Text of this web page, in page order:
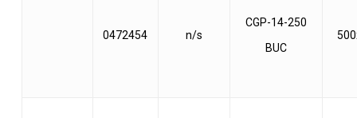
0472454 n/s
CGP-14-250
BUC